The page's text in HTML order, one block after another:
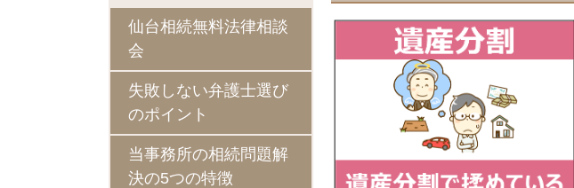
仙台相続無料法律相談
会
失敗しない弁護士選び
のポイント
当事務所の相続問題解
決の5つの特徴